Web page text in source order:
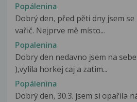
Popálenina
Dobrý den, před pěti dny jsem
vařič. Nejprve mě místo...
Popalenina
Dobry den nedavno jsem na
),vylila horkej caj a zatim...
Popálenina
Dobrý den, 30.3. jsem si opařila